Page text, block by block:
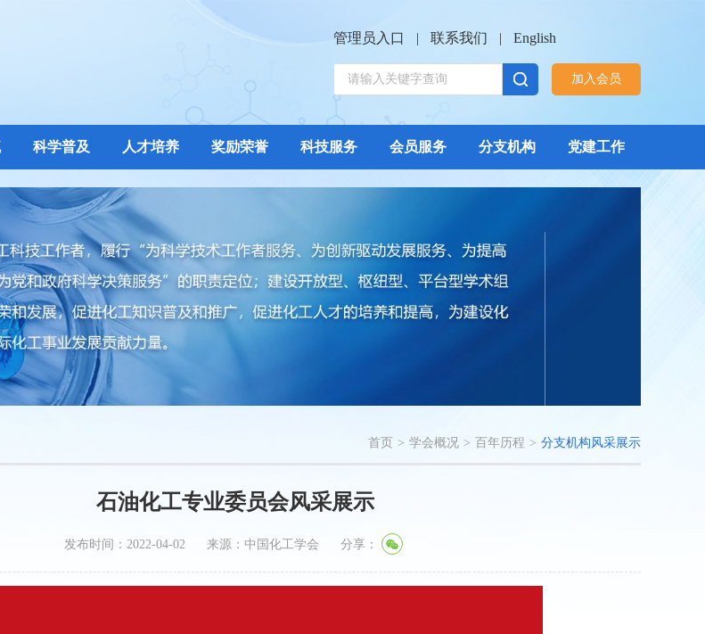
管理员入口 | 联系我们 | English
加入会员
科学普及 人才培养 奖励荣誉 科技服务 会员服务 分支机构 党建工作
首页 > 学会概况 > 百年历程 > 分支机构风采展示
石油化工专业委员会风采展示
发布时间：2022-04-02 来源：中国化工学会 分享：